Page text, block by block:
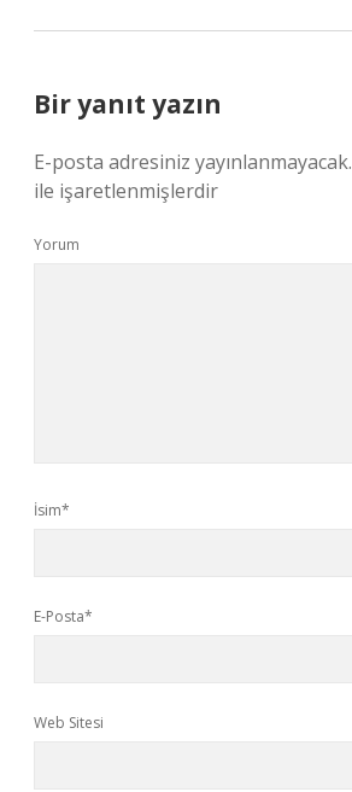
Bir yanıt yazın
E-posta adresiniz yayınlanmayacak.
ile işaretlenmişlerdir
Yorum
İsim*
E-Posta*
Web Sitesi